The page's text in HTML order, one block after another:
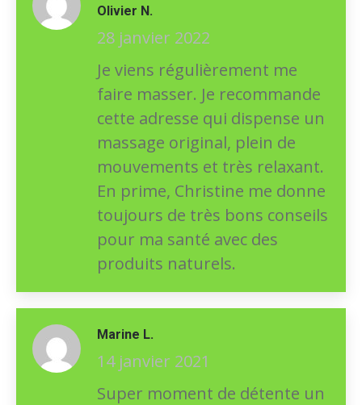
Note5sur
Olivier N.
28 janvier 2022
Je viens régulièrement me
faire masser. Je recommande
cette adresse qui dispense un
massage original, plein de
mouvements et très relaxant.
En prime, Christine me donne
toujours de très bons conseils
pour ma santé avec des
produits naturels.
Marine L.
14 janvier 2021
Super moment de détente un